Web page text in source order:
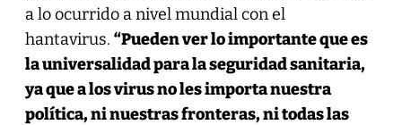
a lo ocurrido a nivel mundial con el
hantavirus. “Pueden ver lo importante que es
la universalidad para la seguridad sanitaria,
ya que a los virus no les importa nuestra
política, ni nuestras fronteras, ni todas las